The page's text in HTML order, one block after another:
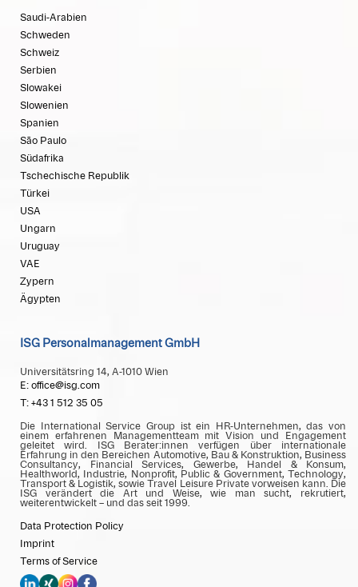
Saudi-Arabien
Schweden
Schweiz
Serbien
Slowakei
Slowenien
Spanien
São Paulo
Südafrika
Tschechische Republik
Türkei
USA
Ungarn
Uruguay
VAE
Zypern
Ägypten
ISG Personalmanagement GmbH
Universitätsring 14, A-1010 Wien
E: office@isg.com
T: +43 1 512 35 05
Die International Service Group ist ein HR-Unternehmen, das von
einem erfahrenen Managementteam mit Vision und Engagement
geleitet wird. ISG Berater:innen verfügen über internationale
Erfahrung in den Bereichen Automotive, Bau & Konstruktion, Business
Consultancy, Financial Services, Gewerbe, Handel & Konsum,
Healthworld, Industrie, Nonprofit, Public & Government, Technology,
Transport & Logistik, sowie Travel Leisure Private vorweisen kann. Die
ISG verändert die Art und Weise, wie man sucht, rekrutiert,
weiterentwickelt – und das seit 1999.
Data Protection Policy
Imprint
Terms of Service